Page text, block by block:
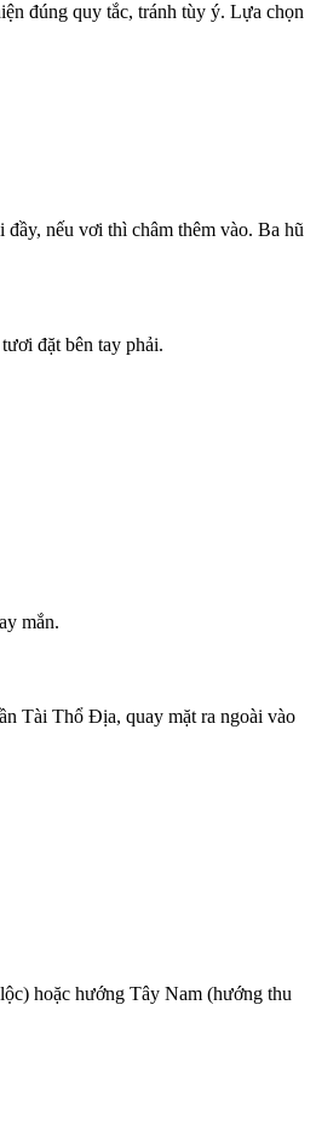
đúng quy tắc, tránh tùy ý. Lựa chọn
nếu vơi thì châm thêm vào. Ba hũ
đặt bên tay phải.
mắn.
Tài Thổ Địa, quay mặt ra ngoài vào
hoặc hướng Tây Nam (hướng thu